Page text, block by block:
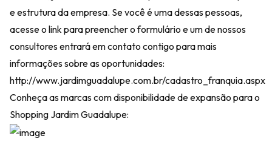
e estrutura da empresa. Se você é uma dessas pessoas,
acesse o link para preencher o formulário e um de nossos
consultores entrará em contato contigo para mais
informações sobre as oportunidades:
http://www.jardimguadalupe.com.br/cadastro_franquia.aspx
Conheça as marcas com disponibilidade de expansão para o
Shopping Jardim Guadalupe: